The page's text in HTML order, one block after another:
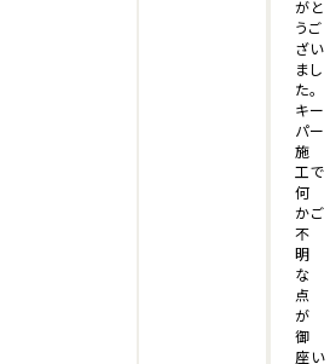
がと
うご
ざい
まし
た。
キー
パー
施
工で
何
かご
不
明
な
点
が
御
座い